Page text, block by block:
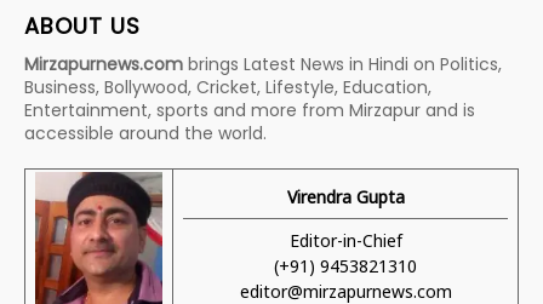
ABOUT US
Mirzapurnews.com brings Latest News in Hindi on Politics,
Business, Bollywood, Cricket, Lifestyle, Education,
Entertainment, sports and more from Mirzapur and is
accessible around the world.
Virendra Gupta
Editor-in-Chief
(+91) 9453821310
editor@mirzapurnews.com